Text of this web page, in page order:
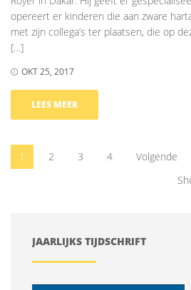
opereert er kinderen die aan zware
met zijn collega’s ter plaatsen, die op
[…]
OKT 25, 2017
LEES MEER
1 2 3 4
Volgende
JAARLIJKS TIJDSCHRIFT